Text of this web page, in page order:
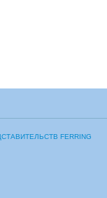
FERRING